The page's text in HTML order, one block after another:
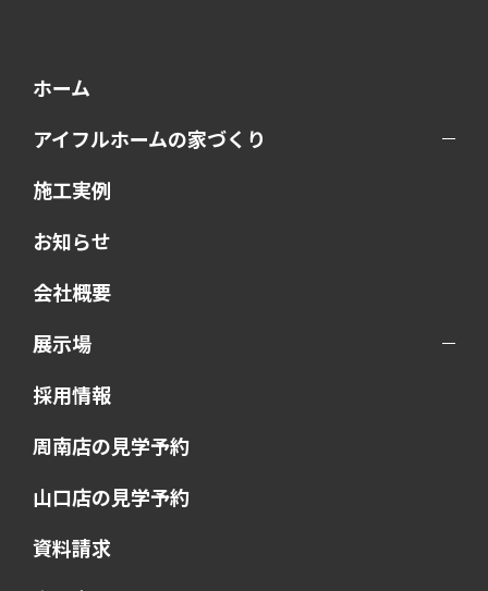
ホーム
アイフルホームの家づくり
施工実例
お知らせ
会社概要
展示場
採用情報
周南店の見学予約
山口店の見学予約
資料請求